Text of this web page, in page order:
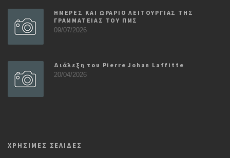
ΗΜΕΡΕΣ ΚΑΙ ΩΡΑΡΙΟ ΛΕΙΤΟΥΡΓΙΑΣ ΤΗΣ
ΓΡΑΜΜΑΤΕΙΑΣ ΤΟΥ ΠΜΣ
09/07/2026
Διάλεξη του Pierre Johan Laffitte
20/04/2026
ΧΡΗΣΙΜΕΣ ΣΕΛΙΔΕΣ